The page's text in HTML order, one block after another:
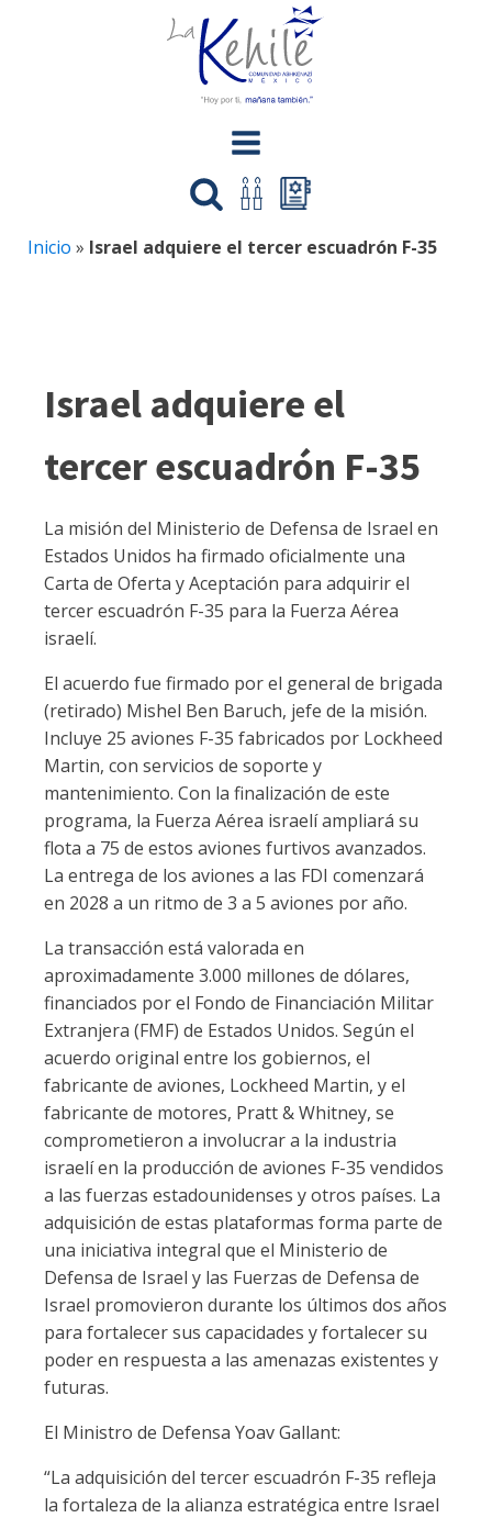
Inicio » Israel adquiere el tercer escuadrón F-35
Israel adquiere el
tercer escuadrón F-35
La misión del Ministerio de Defensa de Israel en
Estados Unidos ha firmado oficialmente una
Carta de Oferta y Aceptación para adquirir el
tercer escuadrón F-35 para la Fuerza Aérea
israelí.
El acuerdo fue firmado por el general de brigada
(retirado) Mishel Ben Baruch, jefe de la misión.
Incluye 25 aviones F-35 fabricados por Lockheed
Martin, con servicios de soporte y
mantenimiento. Con la finalización de este
programa, la Fuerza Aérea israelí ampliará su
flota a 75 de estos aviones furtivos avanzados.
La entrega de los aviones a las FDI comenzará
en 2028 a un ritmo de 3 a 5 aviones por año.
La transacción está valorada en
aproximadamente 3.000 millones de dólares,
financiados por el Fondo de Financiación Militar
Extranjera (FMF) de Estados Unidos. Según el
acuerdo original entre los gobiernos, el
fabricante de aviones, Lockheed Martin, y el
fabricante de motores, Pratt & Whitney, se
comprometieron a involucrar a la industria
israelí en la producción de aviones F-35 vendidos
a las fuerzas estadounidenses y otros países. La
adquisición de estas plataformas forma parte de
una iniciativa integral que el Ministerio de
Defensa de Israel y las Fuerzas de Defensa de
Israel promovieron durante los últimos dos años
para fortalecer sus capacidades y fortalecer su
poder en respuesta a las amenazas existentes y
futuras.
El Ministro de Defensa Yoav Gallant:
“La adquisición del tercer escuadrón F-35 refleja
la fortaleza de la alianza estratégica entre Israel